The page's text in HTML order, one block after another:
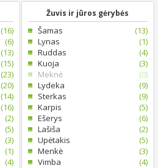
(16)
(6)
(13)
(15)
(23)
(20)
(14)
(16)
(2)
(5)
(3)
(1)
(4)
Žuvis ir jūros gėrybės
Šamas
(13)
Lynas
(1)
Ruddas
(4)
Kuoja
(3)
Meknė
(0)
Lydeka
(9)
Sterkas
(9)
Karpis
(5)
Ešerys
(6)
Lašiša
(2)
Upėtakis
(5)
Menkė
(3)
Vimba
(4)